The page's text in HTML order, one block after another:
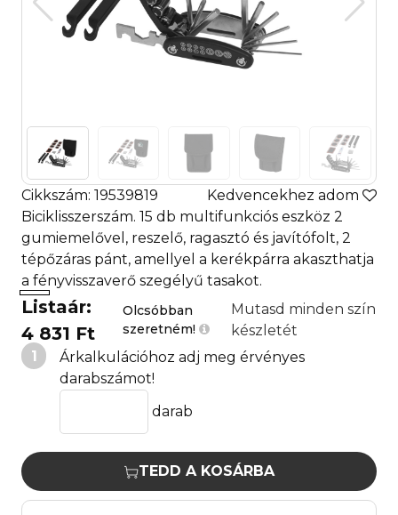
Cikkszám: 19539819
Kedvencekhez adom
Biciklisszerszám. 15 db multifunkciós eszköz 2
gumiemelővel, reszelő, ragasztó és javítófolt, 2
tépőzáras pánt, amellyel a kerékpárra akaszthatja
a fényvisszaverő szegélyű tasakot.
Listaár:
4 831 Ft
Olcsóbban
szeretném!
Mutasd minden szín
készletét
1
Árkalkulációhoz adj meg érvényes
darabszámot!
darab
TEDD A KOSÁRBA